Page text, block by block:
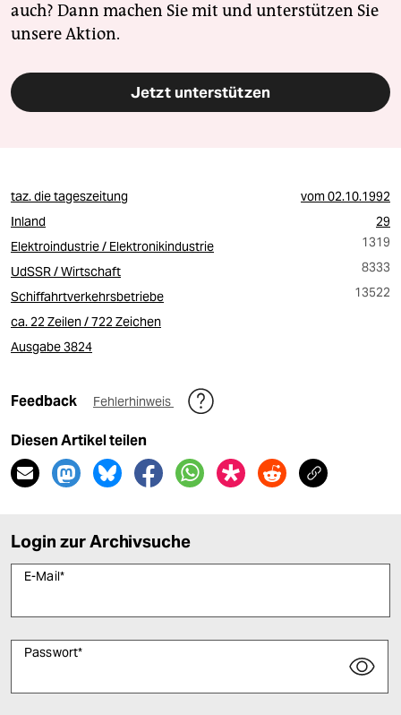
auch? Dann machen Sie mit und unterstützen Sie
unsere Aktion.
Jetzt unterstützen
taz. die tageszeitung vom02.10.1992
Inland
29
Elektroindustrie / Elektronikindustrie
1319
UdSSR / Wirtschaft
8333
Schiffahrtverkehrsbetriebe
13522
ca. 22 Zeilen / 722 Zeichen
Ausgabe 3824
Feedback Fehlerhinweis
Diesen Artikel teilen
Login zur Archivsuche
E-Mail*
Passwort*